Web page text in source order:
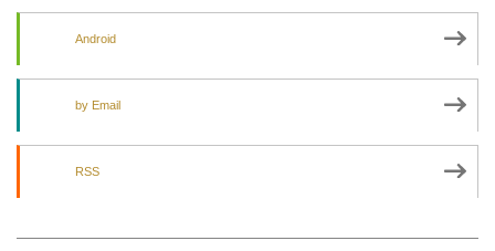
Android
by Email
RSS